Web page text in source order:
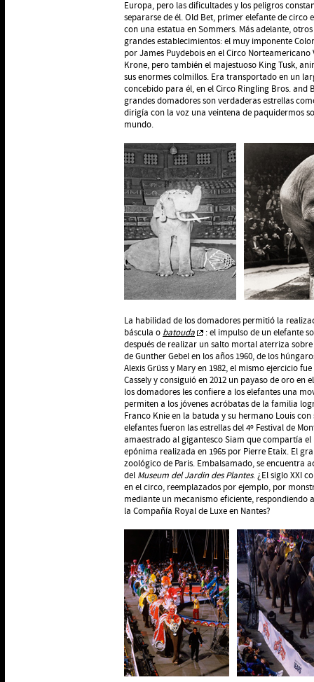
Europa, pero las dificultades y los peligros
separarse de él. Old Bet, primer elefante de circo
con una estatua en Sommers. Más adelante,
grandes establecimientos: el muy imponente
por James Puydebois en el Circo
Krone, pero también el majestuoso King Tusk,
sus enormes colmillos. Era transportado en un
concebido para él, en el Circo Ringling Bros. and
grandes domadores son verdaderas estrellas
dirigía con la voz una veintena de paquidermos
mundo.
La habilidad de los domadores permitió la
báscula o batouda
: el impulso de un elefante
después de realizar un salto mortal aterriza
de Gunther Gebel en los años 1960, de los
Alexis Grüss y Mary en 1982, el mismo ejercicio
Cassely y consiguió en 2012 un payaso de oro en
los domadores les confiere a los elefantes una
permiten a los jóvenes acróbatas de la familia
Franco Knie en la batuda y su hermano Louis
elefantes fueron las estrellas del 4º Festival de
amaestrado al gigantesco Siam que compartía
epónima realizada en 1965 por Pierre Etaix. El
zoológico de Paris. Embalsamado, se encuentra
del Museum del Jardin des Plantes. ¿El siglo XXI
en el circo, reemplazados por ejemplo, por
mediante un mecanismo eficiente, respondiendo
la Compañía Royal de Luxe en Nantes?